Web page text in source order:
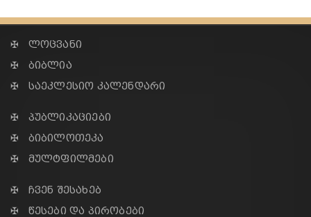
✠ ლოცვანი
✠ ბიბლია
✠ საეკლესიო კალენდარი
✠ პუბლიკაციები
✠ ბიბილოთეკა
✠ მულტფილმები
✠ ჩვენ შესახებ
✠ წესები და პირობები